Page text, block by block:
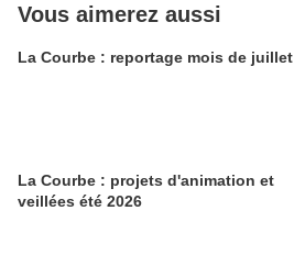
Vous aimerez aussi
La Courbe : reportage mois de juillet
La Courbe : projets d'animation et
veillées été 2026